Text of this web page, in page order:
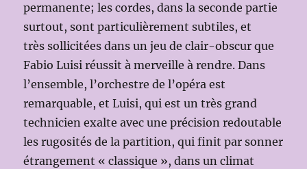
permanente; les cordes, dans la seconde partie
surtout, sont particulièrement subtiles, et
très sollicitées dans un jeu de clair-obscur que
Fabio Luisi réussit à merveille à rendre. Dans
l’ensemble, l’orchestre de l’opéra est
remarquable, et Luisi, qui est un très grand
technicien exalte avec une précision redoutable
les rugosités de la partition, qui finit par sonner
étrangement « classique », dans un climat